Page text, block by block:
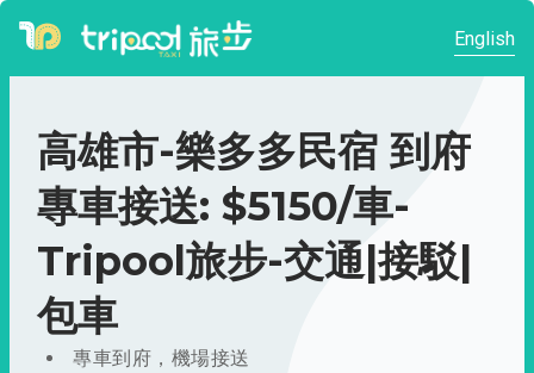
English
高雄市-樂多多民宿 到府
專車接送: $5150/車-
Tripool旅步-交通|接駁|
包車
專車到府，機場接送